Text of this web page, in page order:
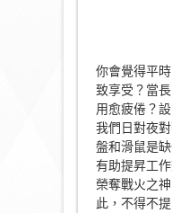
你會覺得平
致享受？當
用愈疲倦？
我們日對夜
盤和滑鼠是
有助提昇工
榮奪戰火之
此，不得不